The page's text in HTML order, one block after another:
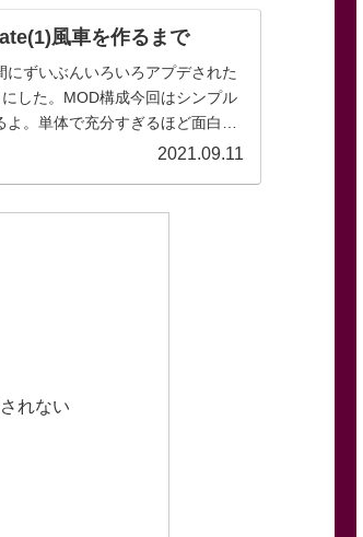
風車を作るまで
ずいぶんいろいろアプデされた
した。MOD構成今回はシンプル
。単体で充分すぎるほど面白い
2021.09.11
れない